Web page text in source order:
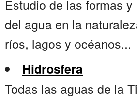
Estudio de las formas
del agua en la
ríos, lagos y océanos...
Hidrosfera
Todas las aguas de la